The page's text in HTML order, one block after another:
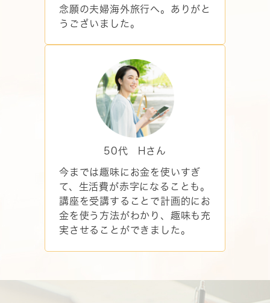
念願の夫婦海外旅行へ。ありがと
うございました。
50代 Hさん
今までは趣味にお金を使いすぎ
て、生活費が赤字になることも。
講座を受講することで計画的にお
金を使う方法がわかり、趣味も充
実させることができました。